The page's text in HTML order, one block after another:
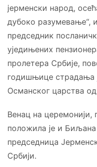
јерменски народ,
дубоко разумевање“,
председник
уједињених
пролетера Србије,
годишњице страдања
Османског царства од
Венац на
положила је и
председница
Србији.